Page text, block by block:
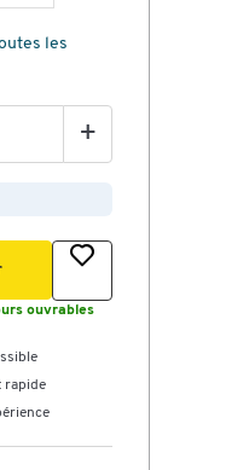
les
+
ouvrables
rapide